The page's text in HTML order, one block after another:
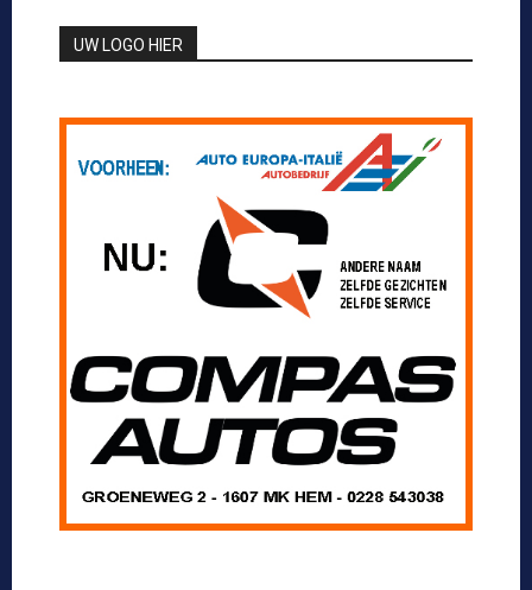
UW LOGO HIER